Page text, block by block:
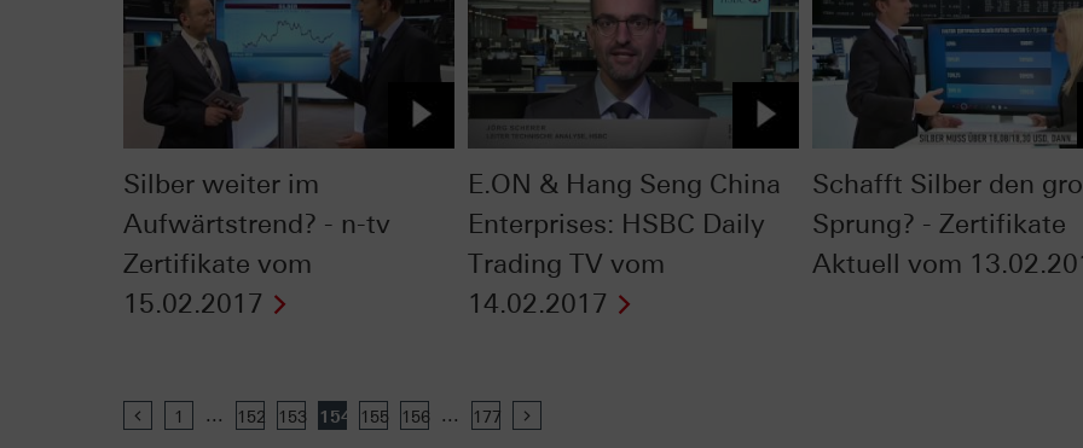
Silber weiter im
Aufwärtstrend? - n-tv
Zertifikate vom
15.02.2017
E.ON & Hang Seng China
Enterprises: HSBC Daily
Trading TV vom
14.02.2017
Schafft Silber den
Sprung? - Zertifikate
Aktuell vom
Previous
1 ... 152 153 154 155 156 ... 177